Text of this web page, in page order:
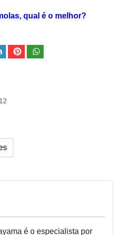
qual é o melhor?
é o especialista por